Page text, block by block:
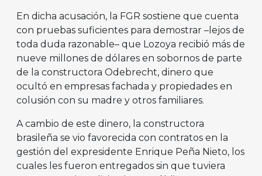
En dicha acusación, la FGR sostiene que cuenta
con pruebas suficientes para demostrar –lejos de
toda duda razonable– que Lozoya recibió más de
nueve millones de dólares en sobornos de parte
de la constructora Odebrecht, dinero que
ocultó en empresas fachada y propiedades en
colusión con su madre y otros familiares.
A cambio de este dinero, la constructora
brasileña se vio favorecida con contratos en la
gestión del expresidente Enrique Peña Nieto, los
cuales les fueron entregados sin que tuviera